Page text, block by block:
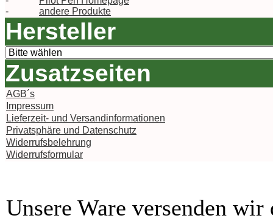
-
andere Produkte
Hersteller
Zusatzseiten
AGB´s
Impressum
Lieferzeit- und Versandinformationen
Privatsphäre und Datenschutz
Widerrufsbelehrung
Widerrufsformular
Unsere Ware versenden